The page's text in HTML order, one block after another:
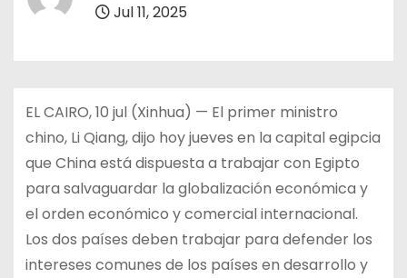
Jul 11, 2025
EL CAIRO, 10 jul (Xinhua) — El primer ministro
chino, Li Qiang, dijo hoy jueves en la capital egipcia
que China está dispuesta a trabajar con Egipto
para salvaguardar la globalización económica y
el orden económico y comercial internacional.
Los dos países deben trabajar para defender los
intereses comunes de los países en desarrollo y